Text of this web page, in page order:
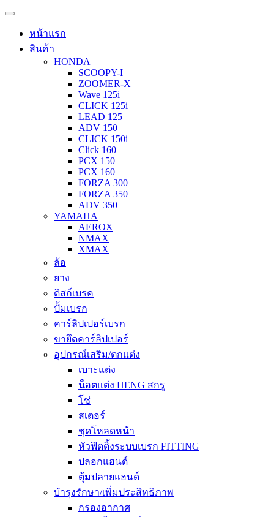
หน้าแรก
สินค้า
HONDA
SCOOPY-I
ZOOMER-X
Wave 125i
CLICK 125i
LEAD 125
ADV 150
CLICK 150i
Click 160
PCX 150
PCX 160
FORZA 300
FORZA 350
ADV 350
YAMAHA
AEROX
NMAX
XMAX
ล้อ
ยาง
ดิสก์เบรค
ปั้มเบรก
คาร์ลิปเปอร์เบรก
ขายึดคาร์ลิปเปอร์
อุปกรณ์เสริม/ตกแต่ง
เบาะแต่ง
น็อตแต่ง HENG สกรู
โซ่
สเตอร์
ชุดโหลดหน้า
หัวฟิตติ้งระบบเบรก FITTING
ปลอกแฮนด์
ตุ้มปลายแฮนด์
บำรุงรักษา/เพิ่มประสิทธิภาพ
กรองอากาศ